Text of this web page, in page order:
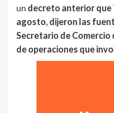
un decreto anterior que
agosto, dijeron las
Secretario de
de operaciones que